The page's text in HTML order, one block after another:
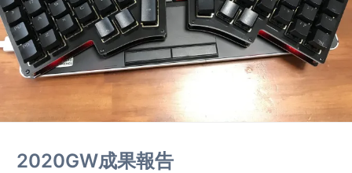
2020GW成果報告